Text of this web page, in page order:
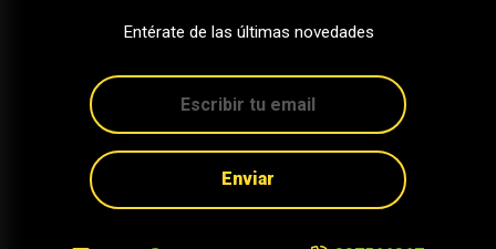
Entérate de las últimas novedades
Enviar